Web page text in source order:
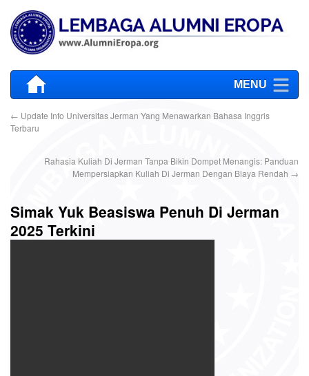
MENU
← Update Info Universitas Jerman Yang Menawarkan Bahasa Inggris
Terbaru
Rahasia Kuliah Di Jerman Tanpa Bikin Dompet Menangis: Panduan
Mempersiapkan Kuliah Di Jerman Dengan Biaya Rendah →
Simak Yuk Beasiswa Penuh Di Jerman
2025 Terkini